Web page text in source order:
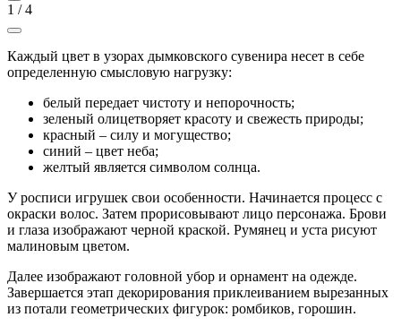
1 /4
Каждый цвет в узорах дымковского сувенира несет в себе
определенную смысловую нагрузку:
белый передает чистоту и непорочность;
зеленый олицетворяет красоту и свежесть природы;
красный – силу и могущество;
синий – цвет неба;
желтый является символом солнца.
У росписи игрушек свои особенности. Начинается процесс с
окраски волос. Затем прорисовывают лицо персонажа. Брови
и глаза изображают черной краской. Румянец и уста рисуют
малиновым цветом.
Далее изображают головной убор и орнамент на одежде.
Завершается этап декорирования приклеиванием вырезанных
из потали геометрических фигурок: ромбиков, горошин.